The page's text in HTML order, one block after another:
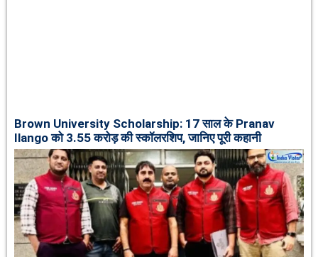
Brown University Scholarship: 17 साल के Pranav
Ilango को 3.55 करोड़ की स्कॉलरशिप, जानिए पूरी कहानी